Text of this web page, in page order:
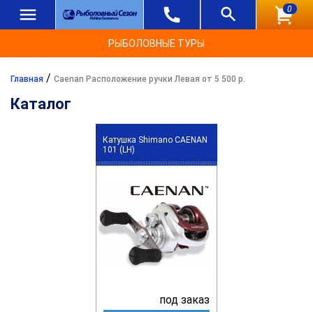
0
РЫБОЛОВНЫЕ ТУРЫ
Главная / Caenan Расположение ручки Левая от 5 500 р.
Каталог
Катушка Shimano CAENAN
101 (LH)
под заказ